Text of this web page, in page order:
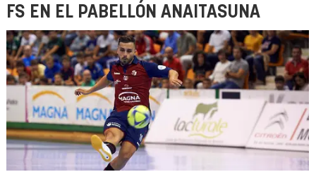
FS EN EL PABELLÓN ANAITASUNA